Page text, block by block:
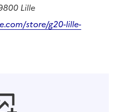
Lille
store/g20-lille-